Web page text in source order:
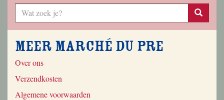
Meer Marché du Pre
Over ons
Verzendkosten
Algemene voorwaarden